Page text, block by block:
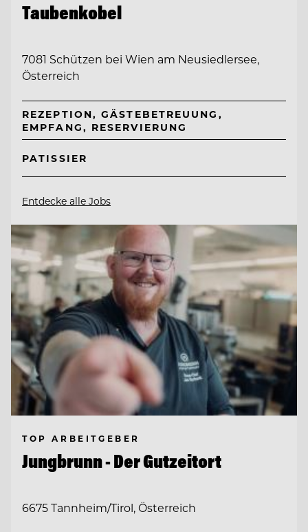
Taubenkobel
7081 Schützen bei Wien am Neusiedlersee,
Österreich
REZEPTION, GÄSTEBETREUUNG,
EMPFANG, RESERVIERUNG
PATISSIER
Entdecke alle Jobs
TOP ARBEITGEBER
Jungbrunn - Der Gutzeitort
6675 Tannheim/Tirol, Österreich